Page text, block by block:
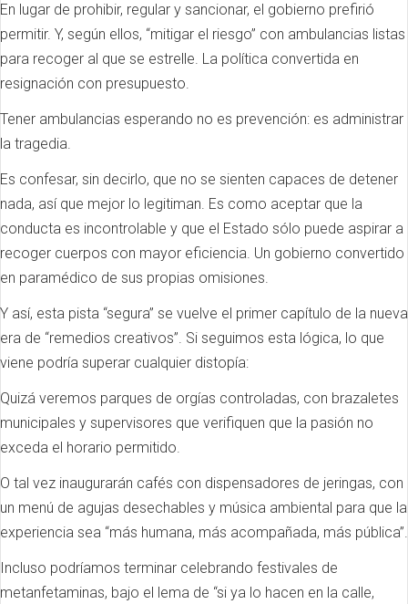
En lugar de prohibir, regular y sancionar, el gobierno prefirió
permitir. Y, según ellos, “mitigar el riesgo” con ambulancias listas
para recoger al que se estrelle. La política convertida en
resignación con presupuesto.
Tener ambulancias esperando no es prevención: es administrar
la tragedia.
Es confesar, sin decirlo, que no se sienten capaces de detener
nada, así que mejor lo legitiman. Es como aceptar que la
conducta es incontrolable y que el Estado sólo puede aspirar a
recoger cuerpos con mayor eficiencia. Un gobierno convertido
en paramédico de sus propias omisiones.
Y así, esta pista “segura” se vuelve el primer capítulo de la nueva
era de “remedios creativos”. Si seguimos esta lógica, lo que
viene podría superar cualquier distopía:
Quizá veremos parques de orgías controladas, con brazaletes
municipales y supervisores que verifiquen que la pasión no
exceda el horario permitido.
O tal vez inaugurarán cafés con dispensadores de jeringas, con
un menú de agujas desechables y música ambiental para que la
experiencia sea “más humana, más acompañada, más pública”.
Incluso podríamos terminar celebrando festivales de
metanfetaminas, bajo el lema de “si ya lo hacen en la calle,